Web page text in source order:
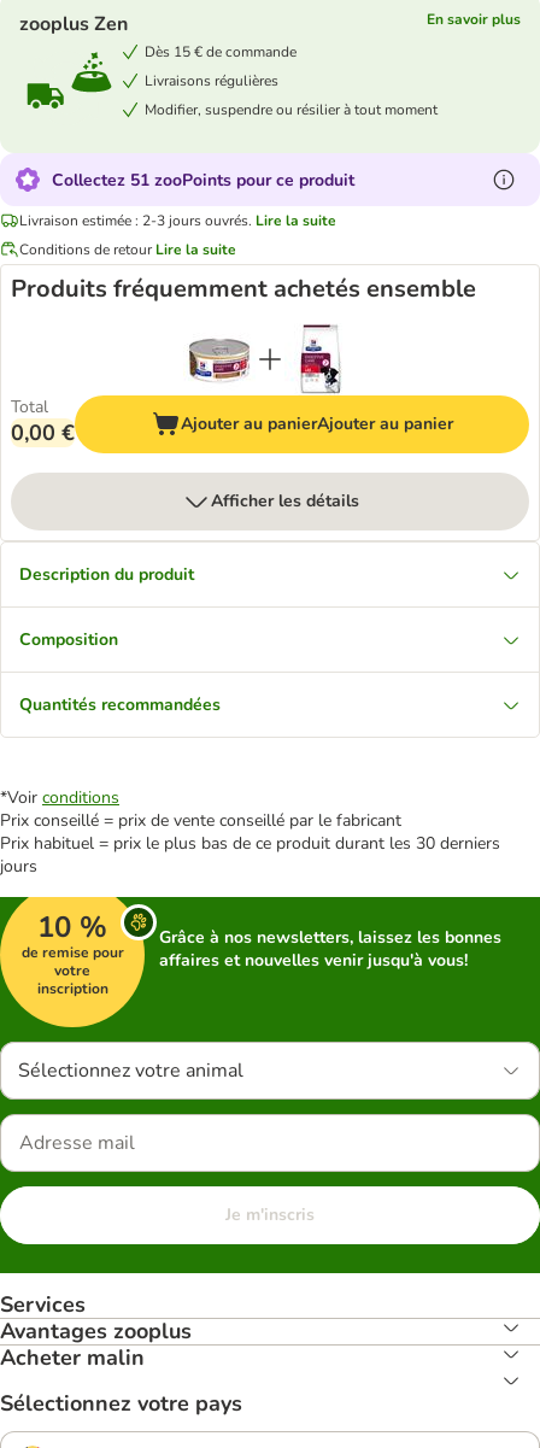
zooplus Zen
En savoir plus
Dès 15 € de commande
Livraisons régulières
Modifier, suspendre ou résilier à tout moment
Collectez 51 zooPoints pour ce produit
Livraison estimée : 2-3 jours ouvrés. Lire la suite
Conditions de retour Lire la suite
Produits fréquemment achetés ensemble
Total
0,00 € Ajouter au panierAjouter au panier
Afficher les détails
Description du produit
Composition
Quantités recommandées
*Voir conditions
Prix conseillé = prix de vente conseillé par le fabricant
Prix habituel = prix le plus bas de ce produit durant les 30 derniers
jours
10 %
de remise pour
votre
inscription
Grâce à nos newsletters, laissez les bonnes
affaires et nouvelles venir jusqu'à vous!
Sélectionnez votre animal
Je m'inscris
Services
Avantages zooplus
Acheter malin
Sélectionnez votre pays